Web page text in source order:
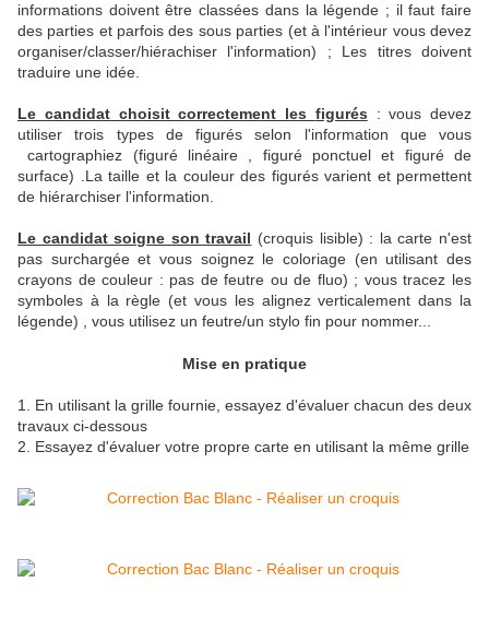
informations doivent être classées dans la légende ; il faut faire
des parties et parfois des sous parties (et à l'intérieur vous devez
organiser/classer/hiérachiser l'information) ; Les titres doivent
traduire une idée.
Le candidat choisit correctement les figurés : vous devez
utiliser trois types de figurés selon l'information que vous
cartographiez (figuré linéaire , figuré ponctuel et figuré de
surface) .La taille et la couleur des figurés varient et permettent
de hiérarchiser l'information.
Le candidat soigne son travail (croquis lisible) : la carte n'est
pas surchargée et vous soignez le coloriage (en utilisant des
crayons de couleur : pas de feutre ou de fluo) ; vous tracez les
symboles à la règle (et vous les alignez verticalement dans la
légende) , vous utilisez un feutre/un stylo fin pour nommer...
Mise en pratique
1. En utilisant la grille fournie, essayez d'évaluer chacun des deux
travaux ci-dessous
2. Essayez d'évaluer votre propre carte en utilisant la même grille